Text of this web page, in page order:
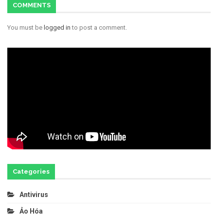
COMMENTS
You must be logged in to post a comment.
Categories
Antivirus
Ảo Hóa